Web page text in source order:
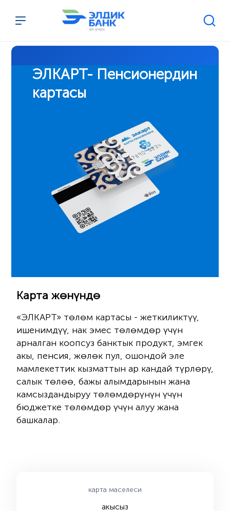
Перейти к содержимому
ЭЛКАРТ- Пенсионердин
картасы
Карта жөнүндө
«ЭЛКАРТ» төлөм картасы - жеткиликтүү,
ишенимдүү, нак эмес төлөмдөр үчүн
арналган коопсуз банктык продукт, эмгек
акы, пенсия, жөлөк пул, ошондой эле
мамлекеттик кызматтын ар кандай түрлөрү,
салык төлөө, бажы алымдарынын жана
камсыздандыруу төлөмдөрүнүн үчүн
бюджетке төлөмдөр үчүн алуу жана
башкалар.
карта маселеси
акысыз